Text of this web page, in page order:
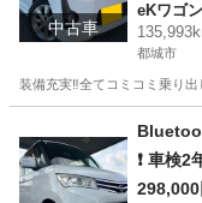
中古車
ます☆
ートキ
eKワゴン
都城市
装備充実‼️全てコミコミ乗り
❗️ 車検
ルーク
298,000